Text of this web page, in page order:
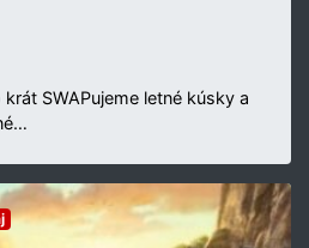
SWAPujeme letné kúsky a